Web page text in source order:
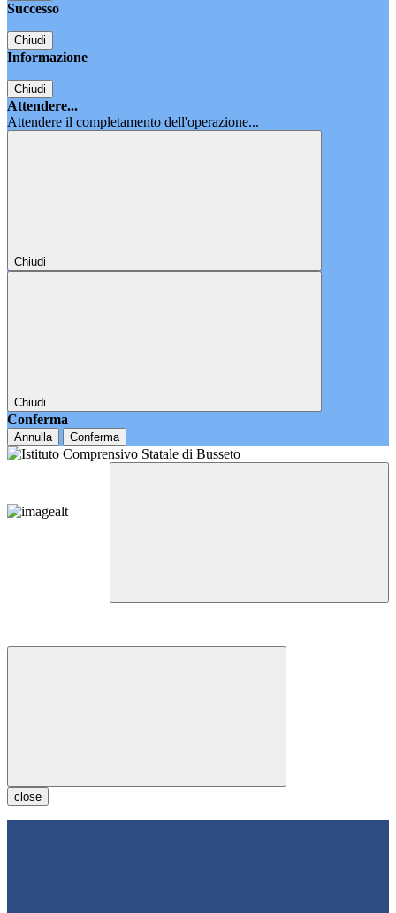
Successo
Chiudi
Informazione
Chiudi
Attendere...
Attendere il completamento dell'operazione...
Chiudi
Chiudi
Conferma
Annulla Conferma
close